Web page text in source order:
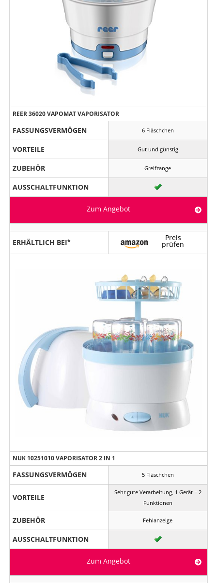
REER 36020 VAPOMAT VAPORISATOR
FASSUNGSVERMÖGEN 6 Fläschchen
VORTEILE Gut und günstig
ZUBEHÖR Greifzange
AUSSCHALTFUNKTION
Zum Angebot
ERHÄLTLICH BEI
Preis
prüfen
NUK 10251010 VAPORISATOR 2 IN 1
FASSUNGSVERMÖGEN 5 Fläschchen
VORTEILE
Sehr gute Verarbeitung, 1 Gerät = 2
Funktionen
ZUBEHÖR Fehlanzeige
AUSSCHALTFUNKTION
Zum Angebot